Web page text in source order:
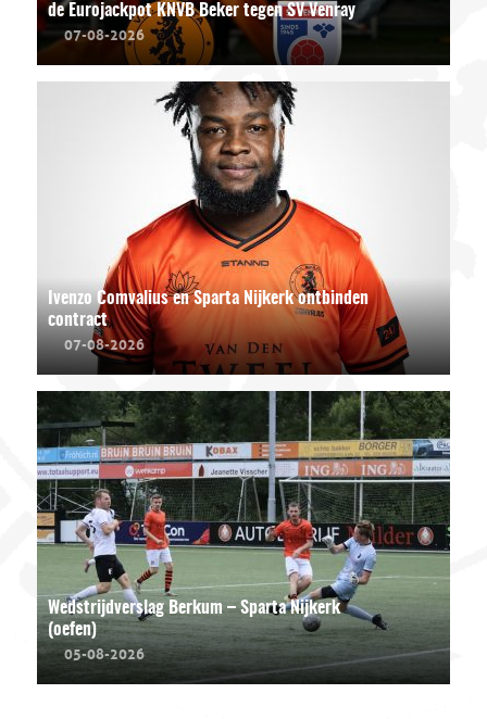
de Eurojackpot KNVB Beker tegen SV Venray
07-08-2026
Ivenzo Comvalius en Sparta Nijkerk ontbinden
contract
07-08-2026
Wedstrijdverslag Berkum – Sparta Nijkerk
(oefen)
05-08-2026